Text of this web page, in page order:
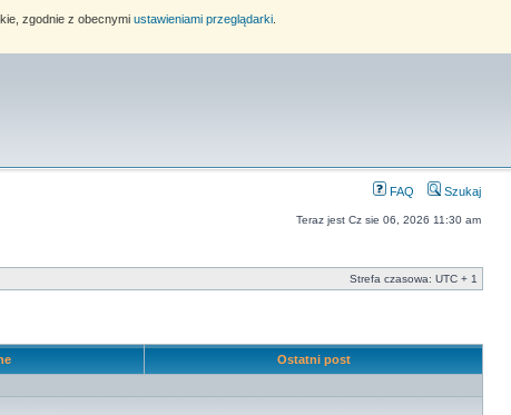
zgodnie z obecnymi ustawieniami przeglądarki.
FAQ Szukaj
Teraz jest Cz sie 06, 2026 11:30 am
Strefa czasowa: UTC + 1
Ostatni post